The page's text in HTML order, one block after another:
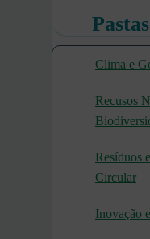
Clima e
Recusos
Resíduos
Circular
Inovação